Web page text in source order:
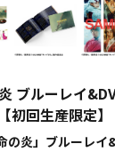
ブルーレイ
初回生産限定】
の炎」ブルーレイ